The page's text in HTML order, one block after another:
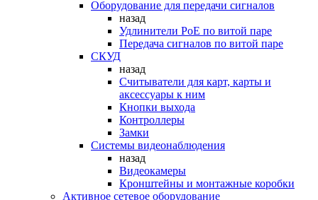
Оборудование для передачи сигналов
назад
Удлинители PoE по витой паре
Передача сигналов по витой паре
СКУД
назад
Считыватели для карт, карты и
аксессуары к ним
Кнопки выхода
Контроллеры
Замки
Системы видеонаблюдения
назад
Видеокамеры
Кронштейны и монтажные коробки
Активное сетевое оборудование